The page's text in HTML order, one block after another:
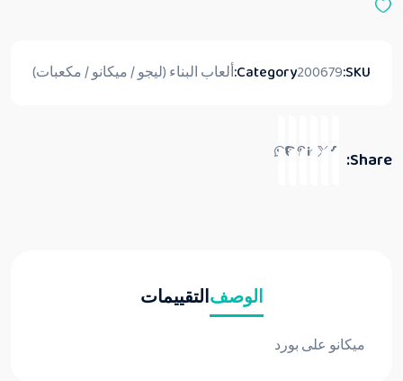
SKU:
200679
Category:ألعاب البناء (ليجو / ميكانو / مكعبات)
Share:
الوصفالتقييمات
ميكانو على بورد